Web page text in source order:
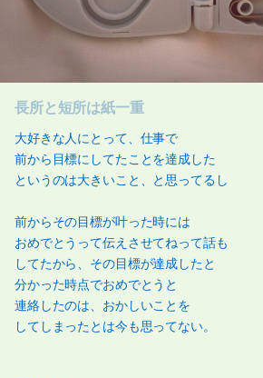
長所と短所は紙一重
大好きな人にとって、仕事で
前から目標にしてたことを達成した
というのは大きいこと、と思ってるし
前からその目標が叶った時には
おめでとうって伝えさせてねって話も
してたから、その目標が達成したと
分かった時点でおめでとうと
連絡したのは、おかしいことを
してしまったとは今も思ってない。